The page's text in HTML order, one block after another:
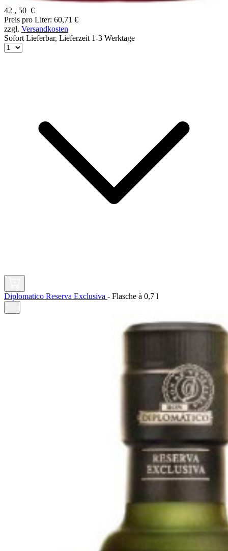
42 , 50 €
Preis pro Liter: 60,71 €
zzgl. Versandkosten
Sofort Lieferbar, Lieferzeit 1-3 Werktage
Diplomatico Reserva Exclusiva - Flasche à 0,7 l